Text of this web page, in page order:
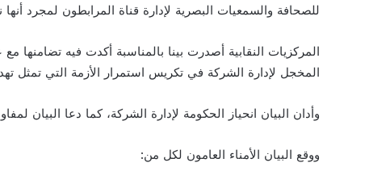
للصحافة والسمعيات البصرية لإدارة قناة المرابطون لمجرد
المركزيات النقابية أصدرت بينا بالمناسبة أكدت فيه تضامنها
المخجل لإدارة الشركة في تكريس استمرار الأزمة التي تمثل
وأدان البيان انحياز الحكومة لإدارة الشركة، كما دعا البيان
ووقع البيان الأمناء العامون لكل من: